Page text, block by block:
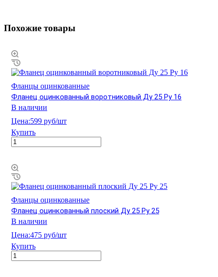
Похожие товары
Фланцы оцинкованные
Фланец оцинкованный воротниковый Ду 25 Ру 16
В наличии
Цена:599 руб/шт
Купить
Фланцы оцинкованные
Фланец оцинкованный плоский Ду 25 Ру 25
В наличии
Цена:475 руб/шт
Купить